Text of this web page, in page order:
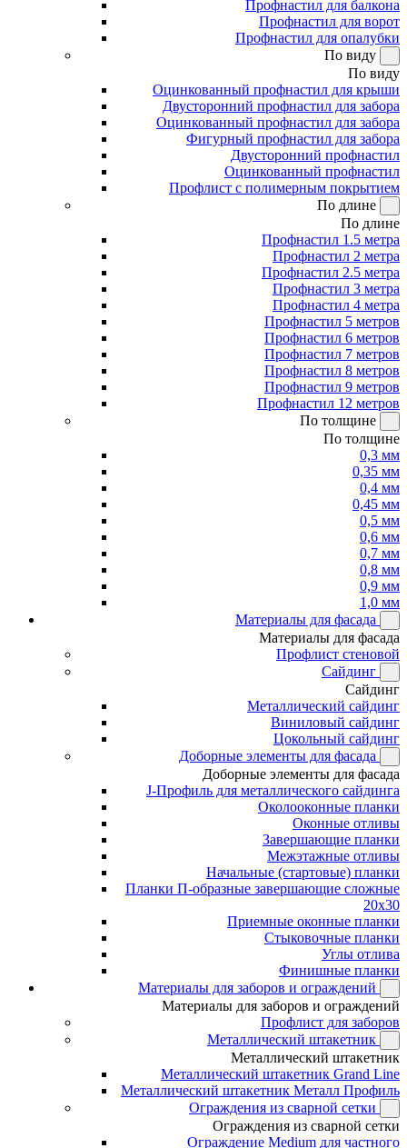
Профнастил для балкона
Профнастил для ворот
Профнастил для опалубки
По виду
По виду
Оцинкованный профнастил для крыши
Двусторонний профнастил для забора
Оцинкованный профнастил для забора
Фигурный профнастил для забора
Двусторонний профнастил
Оцинкованный профнастил
Профлист с полимерным покрытием
По длине
По длине
Профнастил 1.5 метра
Профнастил 2 метра
Профнастил 2.5 метра
Профнастил 3 метра
Профнастил 4 метра
Профнастил 5 метров
Профнастил 6 метров
Профнастил 7 метров
Профнастил 8 метров
Профнастил 9 метров
Профнастил 12 метров
По толщине
По толщине
0,3 мм
0,35 мм
0,4 мм
0,45 мм
0,5 мм
0,6 мм
0,7 мм
0,8 мм
0,9 мм
1,0 мм
Материалы для фасада
Материалы для фасада
Профлист стеновой
Сайдинг
Сайдинг
Металлический сайдинг
Виниловый сайдинг
Цокольный сайдинг
Доборные элементы для фасада
Доборные элементы для фасада
J-Профиль для металлического сайдинга
Околооконные планки
Оконные отливы
Завершающие планки
Межэтажные отливы
Начальные (стартовые) планки
Планки П-образные завершающие сложные
20x30
Приемные оконные планки
Стыковочные планки
Углы отлива
Финишные планки
Материалы для заборов и ограждений
Материалы для заборов и ограждений
Профлист для заборов
Металлический штакетник
Металлический штакетник
Металлический штакетник Grand Line
Металлический штакетник Металл Профиль
Ограждения из сварной сетки
Ограждения из сварной сетки
Ограждение Medium для частного